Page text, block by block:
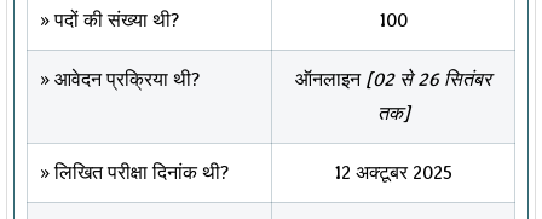
» पदों की संख्या थी? 100
» आवेदन प्रक्रिया थी? ऑनलाइन [02 से 26 सितंबर
तक]
» लिखित परीक्षा दिनांक थी? 12 अक्टूबर 2025